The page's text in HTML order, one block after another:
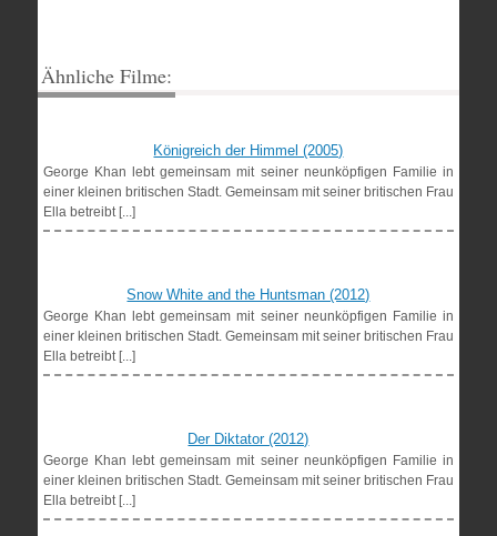
Ähnliche Filme:
Königreich der Himmel (2005)
George Khan lebt gemeinsam mit seiner neunköpfigen Familie in
einer kleinen britischen Stadt. Gemeinsam mit seiner britischen Frau
Ella betreibt [...]
Snow White and the Huntsman (2012)
George Khan lebt gemeinsam mit seiner neunköpfigen Familie in
einer kleinen britischen Stadt. Gemeinsam mit seiner britischen Frau
Ella betreibt [...]
Der Diktator (2012)
George Khan lebt gemeinsam mit seiner neunköpfigen Familie in
einer kleinen britischen Stadt. Gemeinsam mit seiner britischen Frau
Ella betreibt [...]